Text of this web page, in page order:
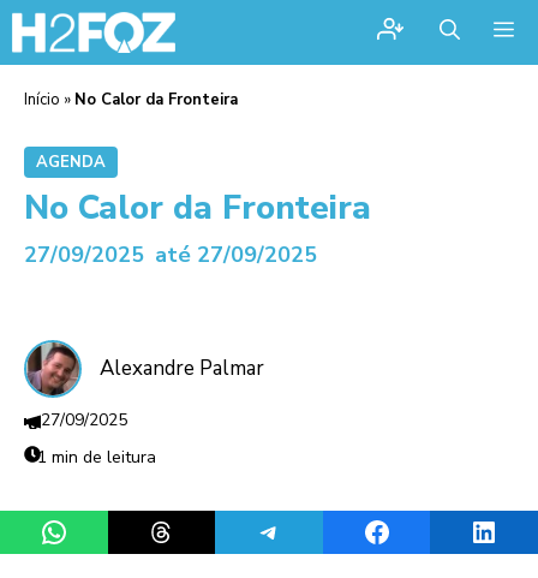
Início » No Calor da Fronteira
AGENDA
No Calor da Fronteira
27/09/2025 até 27/09/2025
Alexandre Palmar
27/09/2025
1 min de leitura
Share on WhatsAppShare on ThreadsShare on TelegramShare on Facebook